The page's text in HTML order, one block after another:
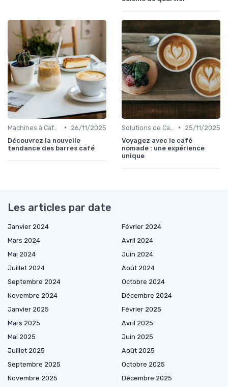
•
26/11/2025
Découvrez la nouvelle
tendance des barres café
•
25/11/2025
Voyagez avec le café
nomade : une expérience
unique
Les articles par date
Janvier 2024
Février 2024
Mars 2024
Avril 2024
Mai 2024
Juin 2024
Juillet 2024
Août 2024
Septembre 2024
Octobre 2024
Novembre 2024
Décembre 2024
Janvier 2025
Février 2025
Mars 2025
Avril 2025
Mai 2025
Juin 2025
Juillet 2025
Août 2025
Septembre 2025
Octobre 2025
Novembre 2025
Décembre 2025